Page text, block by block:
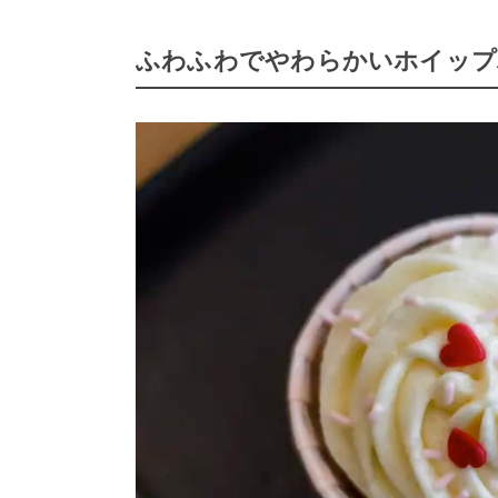
ふわふわでやわらかいホイッ